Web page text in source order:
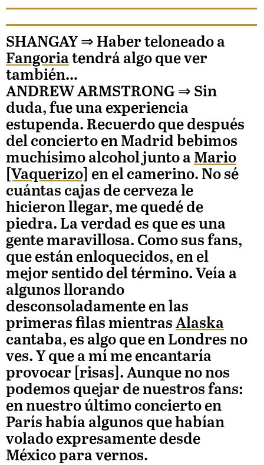
SHANGAY ⇒ Haber teloneado a
Fangoriatendrá algo que ver
también…
ANDREW ARMSTRONG ⇒ Sin
duda, fue una experiencia
estupenda. Recuerdo que después
del concierto en Madrid bebimos
muchísimo alcohol junto a Mario
[Vaquerizo] en el camerino. No sé
cuántas cajas de cerveza le
hicieron llegar, me quedé de
piedra. La verdad es que es una
gente maravillosa. Como sus fans,
que están enloquecidos, en el
mejor sentido del término. Veía a
algunos llorando
desconsoladamente en las
primeras filas mientras Alaska
cantaba, es algo que en Londres no
ves. Y que a mí me encantaría
provocar [risas]. Aunque no nos
podemos quejar de nuestros fans:
en nuestro último concierto en
París había algunos que habían
volado expresamente desde
México para vernos.